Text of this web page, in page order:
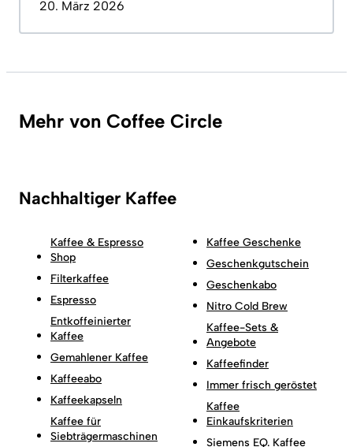
20. März 2026
Mehr von Coffee Circle
Nachhaltiger Kaffee
Kaffee & Espresso
Shop
Filterkaffee
Espresso
Entkoffeinierter
Kaffee
Gemahlener Kaffee
Kaffeeabo
Kaffeekapseln
Kaffee für
Siebträgermaschinen
Kaffee Geschenke
Geschenkgutschein
Geschenkabo
Nitro Cold Brew
Kaffee-Sets &
Angebote
Kaffeefinder
Immer frisch geröstet
Kaffee
Einkaufskriterien
Siemens EQ. Kaffee